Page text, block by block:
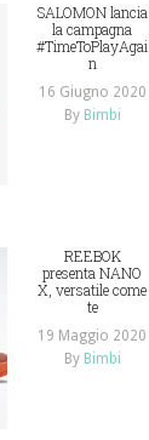
SALOMON lancia
la campagna
#TimeToPlayAgai
n
16 Giugno 2020
By Bimbi
REEBOK
presenta NANO
X, versatile come
te
19 Maggio 2020
By Bimbi